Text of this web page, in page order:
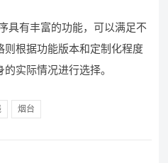
具有丰富的功能，可以满足不
则根据功能版本和定制化程度
实际情况进行选择。
烟台